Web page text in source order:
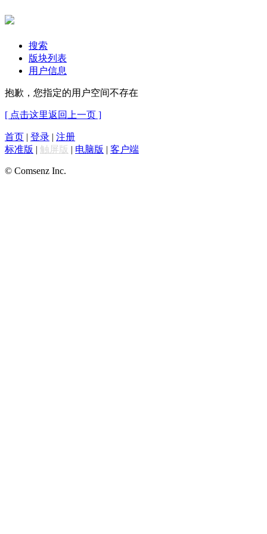
搜索
版块列表
用户信息
抱歉，您指定的用户空间不存在
[ 点击这里返回上一页 ]
首页 | 登录 | 注册
标准版 | 触屏版 | 电脑版 | 客户端
© Comsenz Inc.